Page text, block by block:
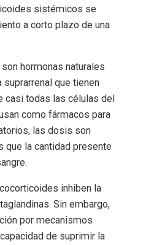
sistémicos se
a corto plazo de una
son hormonas naturales
que tienen
casi todas las células del
como fármacos para
las dosis son
que la cantidad presente
inhiben la
Sin embargo,
por mecanismos
de suprimir la